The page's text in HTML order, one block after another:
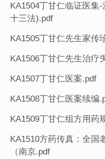
KA1504丁甘仁临证医集
十三法).pdf
KA1505丁甘仁先生家传
KA1506丁甘仁先生治疗
KA1507丁甘仁医案.pdf
KA1508丁甘仁医案续编
KA1509丁甘仁组方用药
KA1510方药传真：全国
（南京.pdf